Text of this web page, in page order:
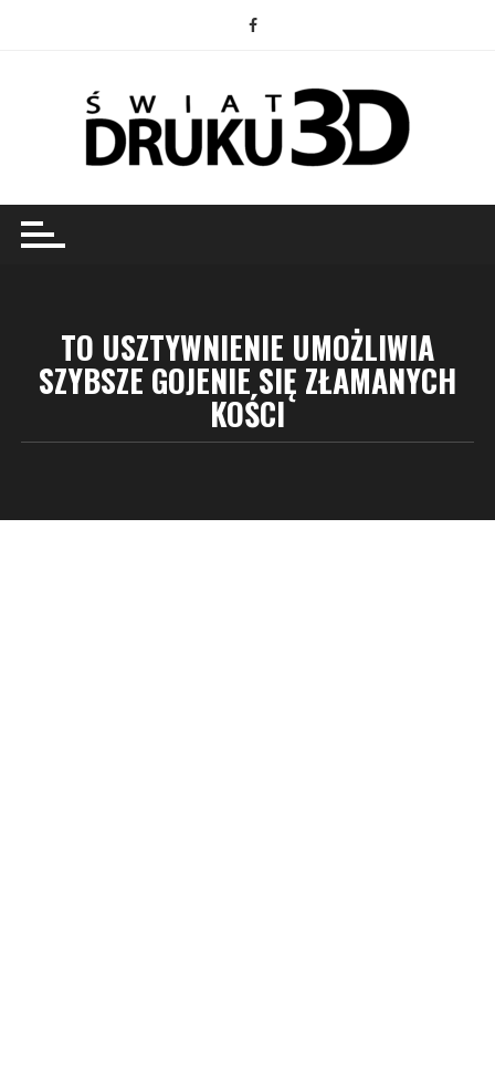
TO USZTYWNIENIE UMOŻLIWIA
SZYBSZE GOJENIE SIĘ ZŁAMANYCH
KOŚCI